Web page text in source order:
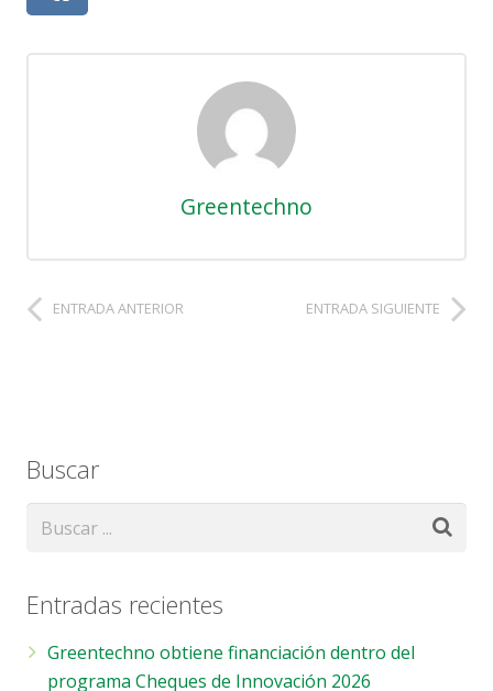
Greentechno
ENTRADA ANTERIOR ENTRADA SIGUIENTE
Buscar
Entradas recientes
Greentechno obtiene financiación dentro del
programa Cheques de Innovación 2026